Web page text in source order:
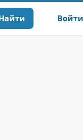
Войти